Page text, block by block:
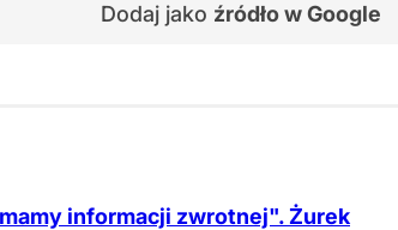
Dodaj jako źródło w Google
informacji zwrotnej". Żurek